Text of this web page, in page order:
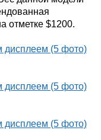
отметке $1200.